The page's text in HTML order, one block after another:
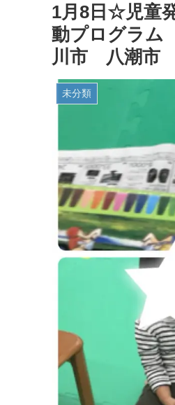
1月8日☆児童
動プログラ
川市 八潮市
未分類